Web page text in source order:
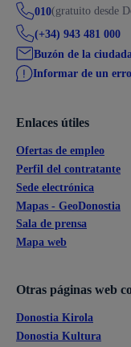
010(gratuito desde
(+34) 943 481 000
Buzón de la
Informar de un
Enlaces útiles
Ofertas de empleo
Perfil del contratante
Sede electrónica
Mapas - GeoDonostia
Sala de prensa
Mapa web
Otras páginas web
Donostia Kirola
Donostia Kultura